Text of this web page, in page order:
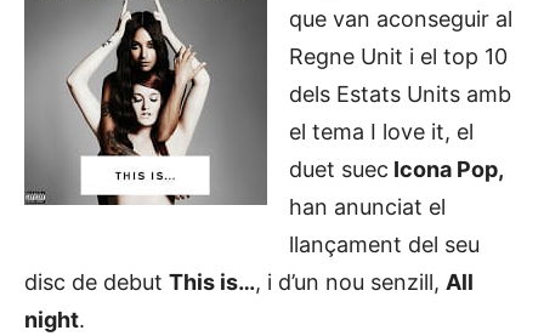
que van aconseguir al
Regne Unit i el top 10
dels Estats Units amb
el tema I love it, el
duet suec Icona Pop,
han anunciat el
llançament del seu
disc de debut This is…, i d’un nou senzill, All
night.